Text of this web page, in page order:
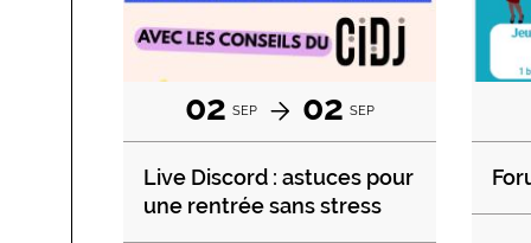
02 SEP 02 SEP
Live Discord : astuces pour
une rentrée sans stress